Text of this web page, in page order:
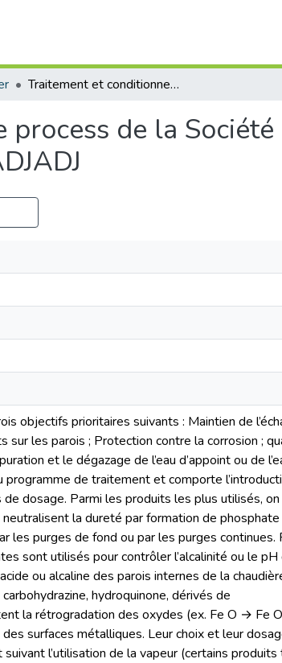
Traitement et conditionnement des eaux de process de la Société de production d’électricité de MARSAT EL HADJADJ
de la Société
objectifs prioritaires suivants : Maintien de
les parois ; Protection contre la corrosion ;
et le dégazage de l’eau d’appoint ou de
de traitement et comporte
dosage. Parmi les produits les plus utilisés,
neutralisent la dureté par formation de phosphate
les purges de fond ou par les purges continues.
sont utilisés pour contrôler l’alcalinité ou le pH
ou alcaline des parois internes de la
hydroquinone, dérivés de
la rétrogradation des oxydes (ex. Fe O → Fe
surfaces métalliques. Leur choix et leur
l’utilisation de la vapeur (certains